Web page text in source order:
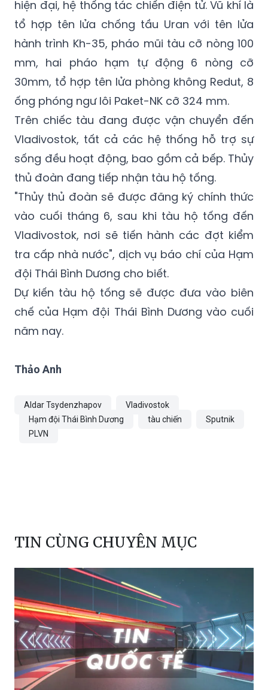
đoàn 100 người. Tàu hộ tống dự án 20380
được trang bị các thiết bị radar và sonar
hiện đại, hệ thống tác chiến điện tử. Vũ khí là
tổ hợp tên lửa chống tầu Uran với tên lửa
hành trình Kh-35, pháo mũi tàu cỡ nòng 100
mm, hai pháo hạm tự động 6 nòng cỡ
30mm, tổ hợp tên lửa phòng không Redut, 8
ống phóng ngư lôi Paket-NK cỡ 324 mm.
Trên chiếc tàu đang được vận chuyển đến
Vladivostok, tất cả các hệ thống hỗ trợ sự
sống đều hoạt động, bao gồm cả bếp. Thủy
thủ đoàn đang tiếp nhận tàu hộ tống.
"Thủy thủ đoàn sẽ được đăng ký chính thức
vào cuối tháng 6, sau khi tàu hộ tống đến
Vladivostok, nơi sẽ tiến hành các đợt kiểm
tra cấp nhà nước", dịch vụ báo chí của Hạm
đội Thái Bình Dương cho biết.
Dự kiến tàu hộ tống sẽ được đưa vào biên
năm nay.
Thảo Anh
TIN CÙNG CHUYÊN MỤC